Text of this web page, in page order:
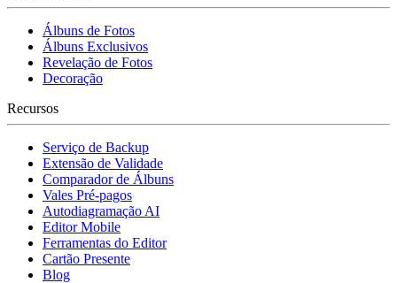
Álbuns de Fotos
Álbuns Exclusivos
Revelação de Fotos
Decoração
Recursos
Serviço de Backup
Extensão de Validade
Comparador de Álbuns
Vales Pré-pagos
Autodiagramação AI
Editor Mobile
Ferramentas do Editor
Cartão Presente
Blog